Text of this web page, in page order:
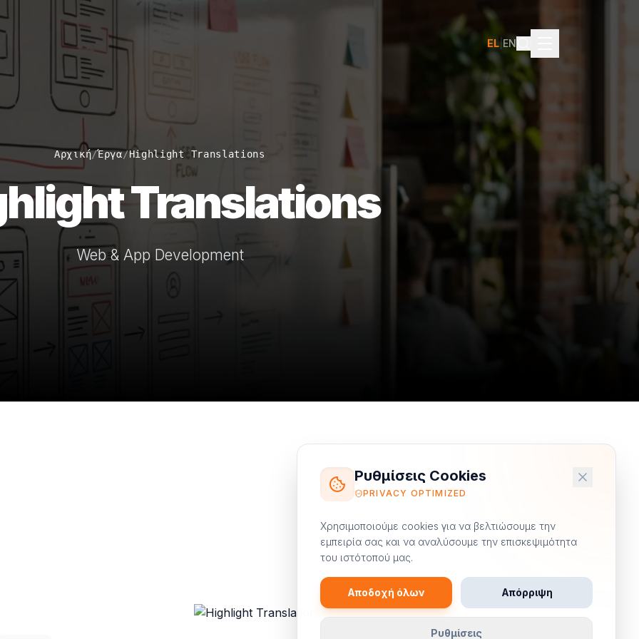
EL| EN
Αρχική/Έργα/Highlight Translations
Translations
Web & App Development
Ρυθμίσεις Cookies
PRIVACY OPTIMIZED
Χρησιμοποιούμε cookies για να βελτιώσουμε την
εμπειρία σας και να αναλύσουμε την επισκεψιμότητα
του ιστότοπού μας.
Αποδοχή όλων Απόρριψη
Ρυθμίσεις